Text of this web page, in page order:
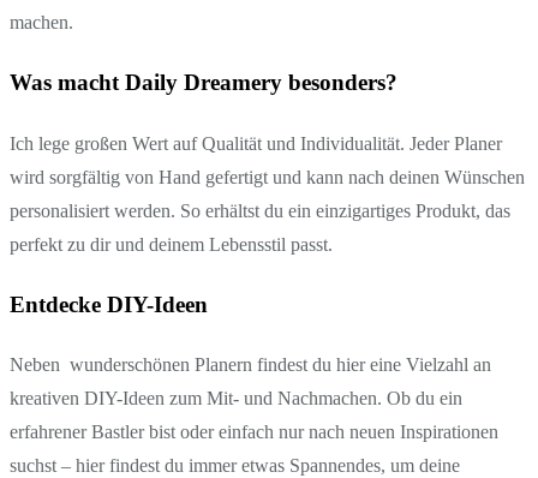
machen.
Was macht Daily Dreamery besonders?
Ich lege großen Wert auf Qualität und Individualität. Jeder Planer
wird sorgfältig von Hand gefertigt und kann nach deinen Wünschen
personalisiert werden. So erhältst du ein einzigartiges Produkt, das
perfekt zu dir und deinem Lebensstil passt.
Entdecke DIY-Ideen
Neben wunderschönen Planern findest du hier eine Vielzahl an
kreativen DIY-Ideen zum Mit- und Nachmachen. Ob du ein
erfahrener Bastler bist oder einfach nur nach neuen Inspirationen
suchst – hier findest du immer etwas Spannendes, um deine